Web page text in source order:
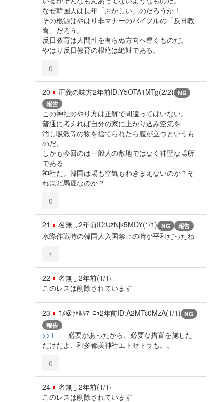
なぜ韓国人は長年「おかしい」のだろうか！
その根源はやはり非マナーのバイブルの「反日教
育」だろう。
反日教育は人間性を有らぬ方向へ導くものだ。
やはり反日教育の根絶は絶対である。
0
20 正義の味方2年前ID:Y5OTA1MTg(2/2) NG
報告
この神社のやり方は正解で間違ってはいない。
普通に考えれば自分の家に上がり込み空気を
汚し吸殻等の物を捨てられたら腹が立つというも
のだ。
しかも今回のは一般人の敷地ではなく神聖な場所
である
神社だ。韓国は場も空気もわきまえないのか？そ
れほど馬鹿なのか？
0
21 名無し2年前ID:UzNjk5MDY(1/1) NG 報告
水際作戦時の韓国人入国禁止の時が平和だったね
1
22 名無し2年前(1/1)
このレスは削除されています
23 ﾖﾒ＠ｼｬﾙﾙﾏｰﾆｭ2年前ID:A2MTc0MzA(1/1) NG
報告
>>1
必要があったから、必要な措置を施した
だけだよ、和多都美神社エトセトラも。。
0
24 名無し2年前(1/1)
このレスは削除されています